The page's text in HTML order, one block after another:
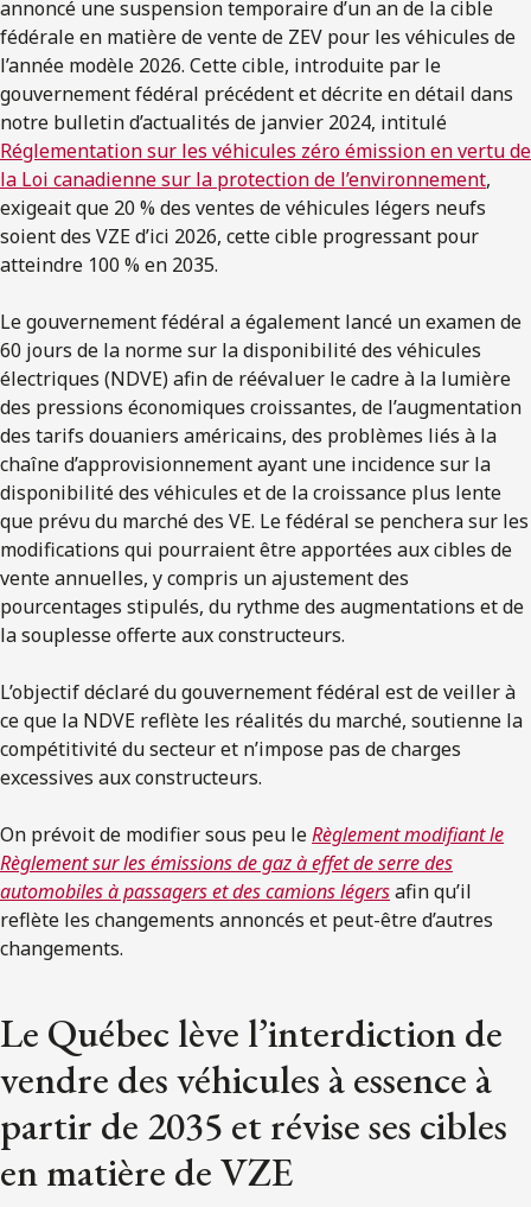
annoncé une suspension temporaire d’un an de la cible
fédérale en matière de vente de ZEV pour les véhicules de
l’année modèle 2026. Cette cible, introduite par le
gouvernement fédéral précédent et décrite en détail dans
notre bulletin d’actualités de janvier 2024, intitulé
Réglementation sur les véhicules zéro émission en vertu de
la Loi canadienne sur la protection de l’environnement,
exigeait que 20 % des ventes de véhicules légers neufs
soient des VZE d’ici 2026, cette cible progressant pour
atteindre 100 % en 2035.
Le gouvernement fédéral a également lancé un examen de
60 jours de la norme sur la disponibilité des véhicules
électriques (NDVE) afin de réévaluer le cadre à la lumière
des pressions économiques croissantes, de l’augmentation
des tarifs douaniers américains, des problèmes liés à la
chaîne d’approvisionnement ayant une incidence sur la
disponibilité des véhicules et de la croissance plus lente
que prévu du marché des VE. Le fédéral se penchera sur les
modifications qui pourraient être apportées aux cibles de
vente annuelles, y compris un ajustement des
pourcentages stipulés, du rythme des augmentations et de
la souplesse offerte aux constructeurs.
L’objectif déclaré du gouvernement fédéral est de veiller à
ce que la NDVE reflète les réalités du marché, soutienne la
compétitivité du secteur et n’impose pas de charges
excessives aux constructeurs.
On prévoit de modifier sous peu leRèglement modifiant le
Règlement sur les émissions de gaz à effet de serre des
automobiles à passagers et des camions légersafin qu’il
reflète les changements annoncés et peut-être d’autres
changements.
Le Québec lève l’interdiction de
vendre des véhicules à essence à
partir de 2035 et révise ses cibles
en matière de VZE